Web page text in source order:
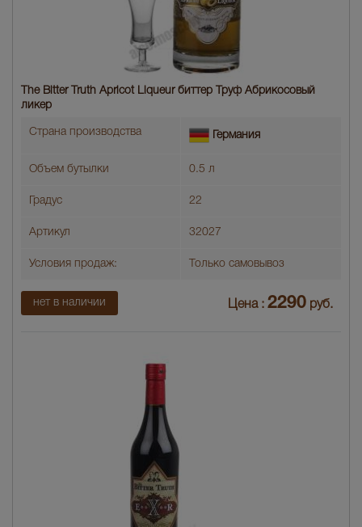
The Bitter Truth Apricot Liqueur биттер Труф Абрикосовый
ликер
Страна производства Германия
Объем бутылки 0.5 л
Градус 22
Артикул 32027
Условия продаж: Только самовывоз
нет в наличии Цена : 2290 руб.